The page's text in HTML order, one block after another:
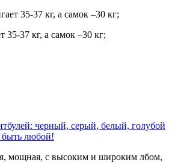
35-37 кг, а самок –30 кг;
35-37 кг, а самок –30 кг;
черный, серый, белый, голубой
быть любой!
мощная, с высоким и широким лбом,